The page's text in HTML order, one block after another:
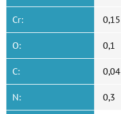
Cr: 0,15
O: 0,1
C: 0,04
N: 0,3